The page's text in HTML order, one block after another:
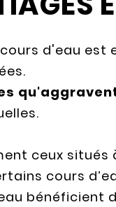
d'eau est
ceux situés
cours